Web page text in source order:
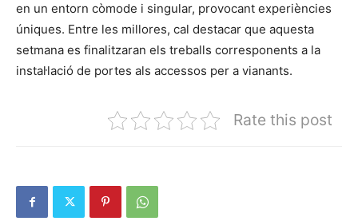
en un entorn còmode i singular, provocant experiències
úniques. Entre les millores, cal destacar que aquesta
setmana es finalitzaran els treballs corresponents a la
instal·lació de portes als accessos per a vianants.
Rate this post